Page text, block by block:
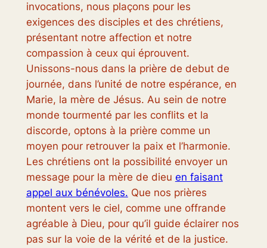
invocations, nous plaçons pour les
exigences des disciples et des chrétiens,
présentant notre affection et notre
compassion à ceux qui éprouvent.
Unissons-nous dans la prière de debut de
journée, dans l’unité de notre espérance, en
Marie, la mère de Jésus. Au sein de notre
monde tourmenté par les conflits et la
discorde, optons à la prière comme un
moyen pour retrouver la paix et l’harmonie.
Les chrétiens ont la possibilité envoyer un
message pour la mère de dieu en faisant
appel aux bénévoles. Que nos prières
montent vers le ciel, comme une offrande
agréable à Dieu, pour qu’il guide éclairer nos
pas sur la voie de la vérité et de la justice.